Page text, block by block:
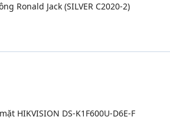
Ronald Jack (SILVER C2020-2)
HIKVISION DS-K1F600U-D6E-F